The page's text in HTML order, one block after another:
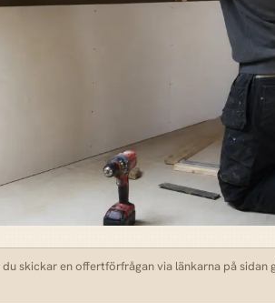
skickar en offertförfrågan via länkarna på